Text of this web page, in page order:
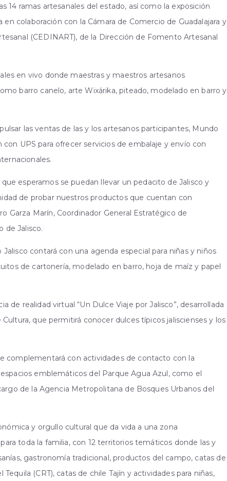
14 ramas artesanales del estado, así como la exposición
en colaboración con la Cámara de Comercio de Guadalajara y
(CEDINART), de la Dirección de Fomento Artesanal
en vivo donde maestras y maestros artesanos
barro canelo, arte Wixárika, piteado, modelado en barro y
las ventas de las y los artesanos participantes, Mundo
con UPS para ofrecer servicios de embalaje y envío con
esperamos se puedan llevar un pedacito de Jalisco y
de probar nuestros productos que cuentan con
Garza Marín, Coordinador General Estratégico de
de Jalisco.
contará con una agenda especial para niñas y niños
de cartonería, modelado en barro, hoja de maíz y papel
de realidad virtual “Un Dulce Viaje por Jalisco”, desarrollada
que permitirá conocer dulces típicos jaliscienses y los
complementará con actividades de contacto con la
emblemáticos del Parque Agua Azul, como el
de la Agencia Metropolitana de Bosques Urbanos del
y orgullo cultural que da vida a una zona
toda la familia, con 12 territorios temáticos donde las y
gastronomía tradicional, productos del campo, catas de
(CRT), catas de chile Tajín y actividades para niñas,